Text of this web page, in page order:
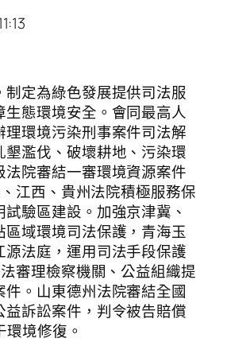
制定為綠色發展提供司法服
生態環境安全。會同最高人
理環境污染刑事案件司法解
墾濫伐、破壞耕地、污染環
法院審結一審環境資源案件
江西、貴州法院積極服務保
驗區建設。加強京津冀、
區域環境司法保護，青海玉
源法庭，運用司法手段保護
法審理檢察機關、公益組織提
件。山東德州法院審結全國
益訴訟案件，判令被告賠償
環境修復。